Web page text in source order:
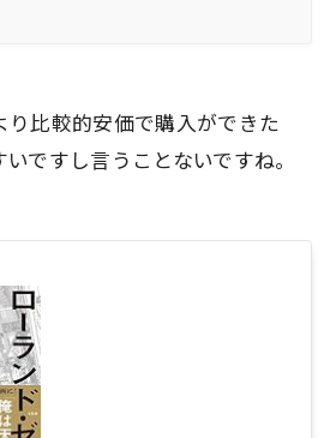
比較的安価で購入ができた
ですし言うことないですね。